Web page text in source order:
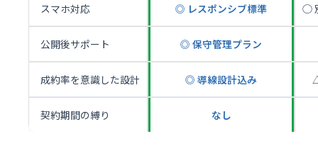
スマホ対応 ◎ レスポンシブ標準 ◯
公開後サポート ◎ 保守管理プラン
成約率を意識した設計 ◎ 導線設計込み
契約期間の縛り なし